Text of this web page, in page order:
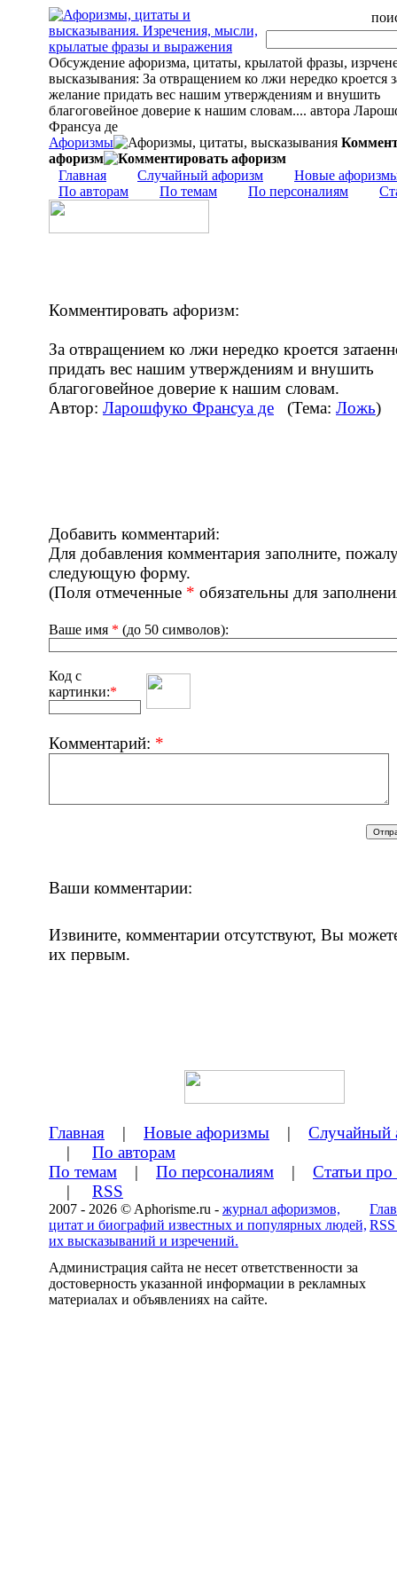
Обсуждение афоризма, цитаты, крылатой фразы,
высказывания: За отвращением ко лжи нередко кроется
желание придать вес нашим утверждениям и внушить
благоговейное доверие к нашим словам.... автора
Франсуа де
Афоризмы
афоризм
Главная
Случайный афоризм
Новые
По авторам
По темам По персоналиям
Комментировать афоризм:
За отвращением ко лжи нередко кроется
придать вес нашим утверждениям и внушить
благоговейное доверие к нашим словам.
Автор: Ларошфуко Франсуа де (Тема: Ложь)
Добавить комментарий:
Для добавления комментария заполните,
следующую форму.
(Поля отмеченные * обязательны для
Ваше имя * (до 50 символов):
Код с
картинки:*
Комментарий: *
Ваши комментарии:
Извините, комментарии отсутствуют, Вы
их первым.
Главная | Новые афоризмы | Случайный
| По авторам
По темам | По персоналиям | Статьи
| RSS
2007 - 2026 © Aphorisme.ru - журнал афоризмов,
цитат и биографий известных и популярных людей,
их высказываний и изречений.
Администрация сайта не несет ответственности за
достоверность указанной информации в рекламных
материалах и объявлениях на сайте.